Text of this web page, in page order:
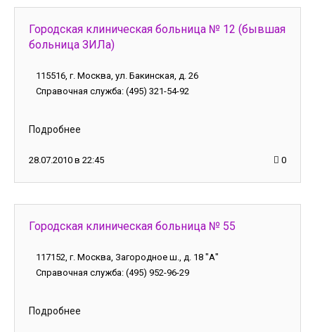
Городская клиническая больница № 12 (бывшая
больница ЗИЛа)
115516, г. Москва, ул. Бакинская, д. 26
Справочная служба: (495) 321-54-92
Подробнее
28.07.2010 в 22:45 0
Городская клиническая больница № 55
117152, г. Москва, Загородное ш., д. 18 "А"
Справочная служба: (495) 952-96-29
Подробнее